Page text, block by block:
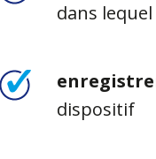
dans
dispositif